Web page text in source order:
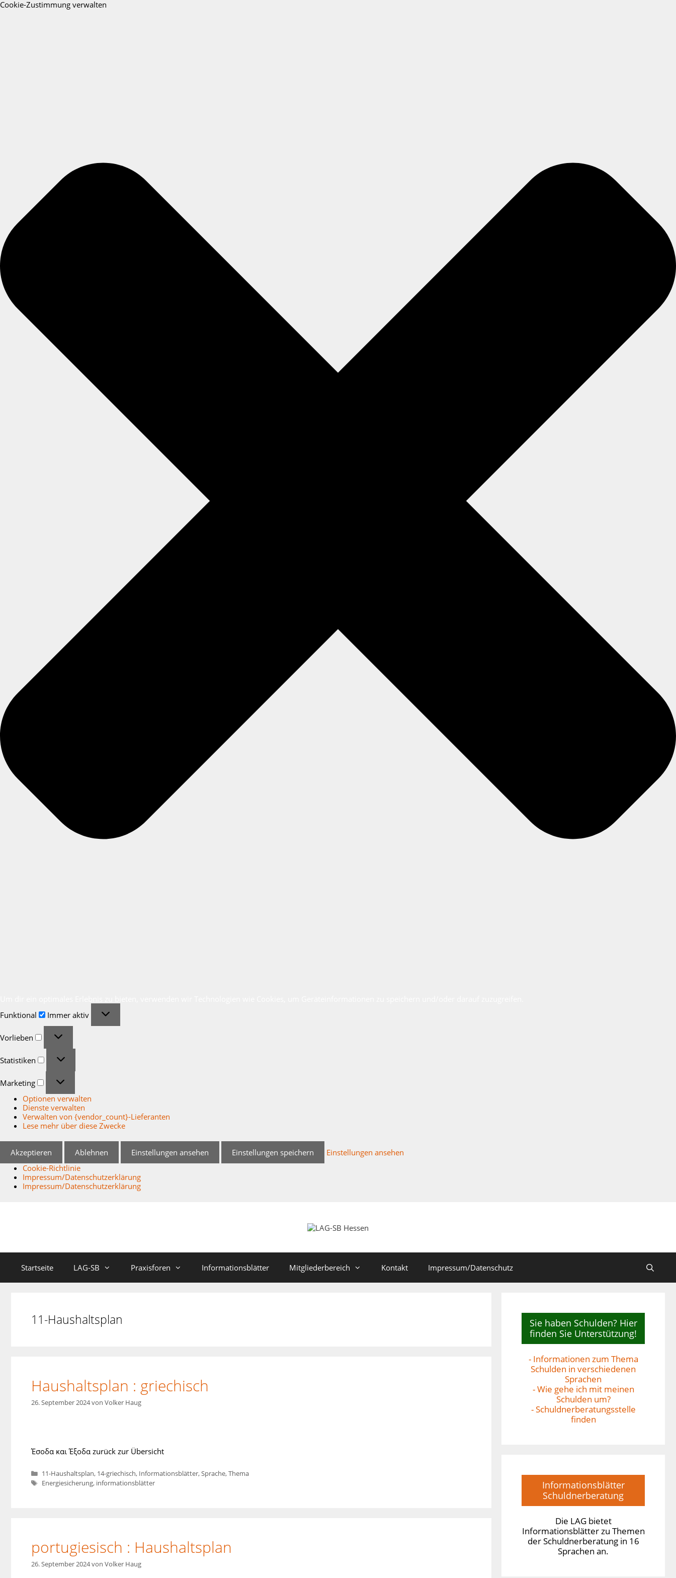
Cookie-Zustimmung verwalten
Funktional
Immer aktiv
Vorlieben
Statistiken
Marketing
Optionen verwalten
Dienste verwalten
Verwalten von {vendor_count}-Lieferanten
Lese mehr über diese Zwecke
Akzeptieren Ablehnen Einstellungen ansehen Einstellungen speichern
Einstellungen ansehen
Cookie-Richtlinie
Impressum/Datenschutzerklärung
Impressum/Datenschutzerklärung
Startseite LAG-SB Praxisforen Informationsblätter Mitgliederbereich Kontakt Impressum/Datenschutz
11-Haushaltsplan
Haushaltsplan : griechisch
26. September 2024von Volker Haug
Έσοδα και Έξοδα zurück zur Übersicht
Kategorien
11-Haushaltsplan, 14-griechisch, Informationsblätter,Sprache,Thema
Schlagwörter
Energiesicherung, informationsblätter
portugiesisch : Haushaltsplan
26. September 2024von Volker Haug
Sie haben Schulden? Hier
finden Sie Unterstützung!
- Informationen zum Thema
Schulden in verschiedenen
Sprachen
- Wie gehe ich mit meinen
Schulden um?
- Schuldnerberatungsstelle
finden
Informationsblätter
Schuldnerberatung
Die LAG bietet
Informationsblätter zu Themen
der Schuldnerberatung in 16
Sprachen an.